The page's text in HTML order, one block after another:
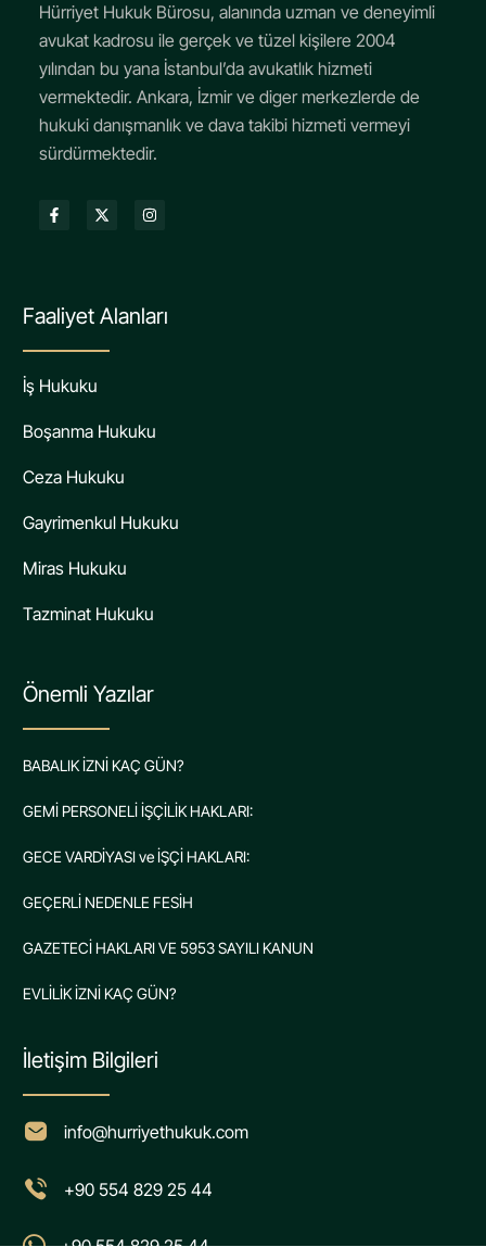
Hürriyet Hukuk Bürosu, alanında uzman ve deneyimli
avukat kadrosu ile gerçek ve tüzel kişilere 2004
yılından bu yana İstanbul’da avukatlık hizmeti
vermektedir. Ankara, İzmir ve diger merkezlerde de
hukuki danışmanlık ve dava takibi hizmeti vermeyi
sürdürmektedir.
Faaliyet Alanları
İş Hukuku
Boşanma Hukuku
Ceza Hukuku
Gayrimenkul Hukuku
Miras Hukuku
Tazminat Hukuku
Önemli Yazılar
BABALIK İZNİ KAÇ GÜN?
GEMİ PERSONELİ İŞÇİLİK HAKLARI:
GECE VARDİYASI ve İŞÇİ HAKLARI:
GEÇERLİ NEDENLE FESİH
GAZETECİ HAKLARI VE 5953 SAYILI KANUN
EVLİLİK İZNİ KAÇ GÜN?
İletişim Bilgileri
info@hurriyethukuk.com
+90 554 829 25 44